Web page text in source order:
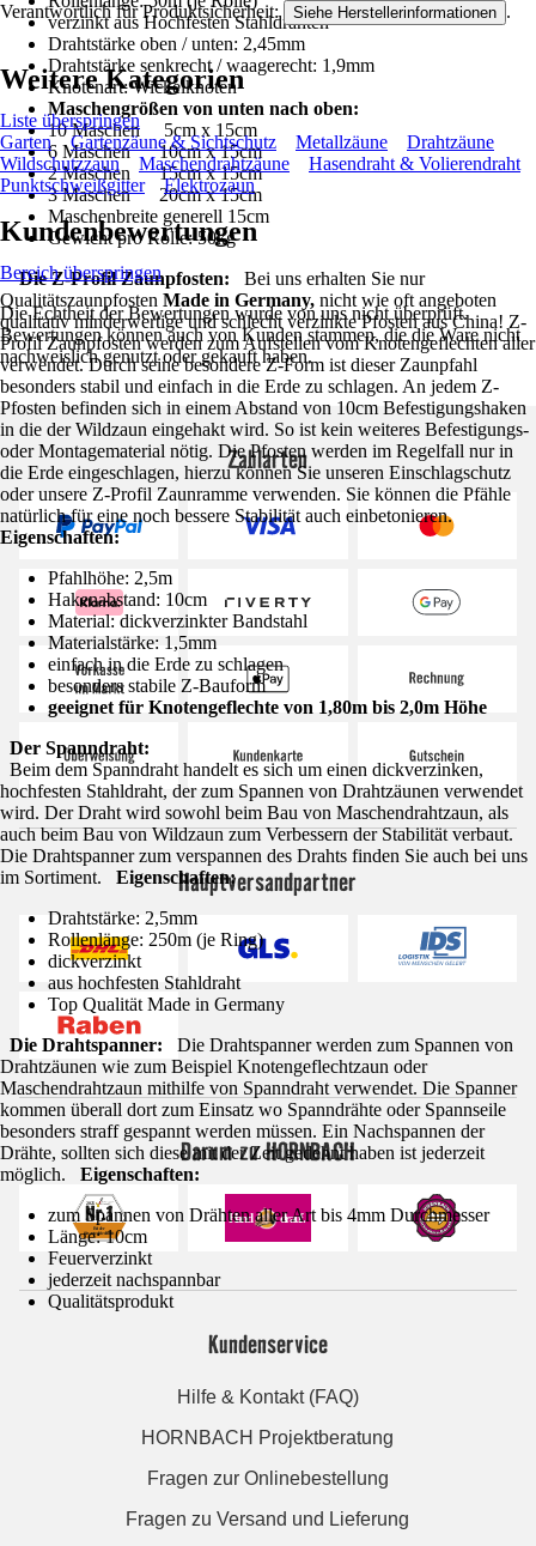
verzinkt aus Hochfesten Stahldrähten
Drahtstärke oben / unten: 2,45mm
Drahtstärke senkrecht / waagerecht: 1,9mm
Knotenart: Wickelknoten
Maschengrößen von unten nach oben:
10 Maschen 5cm x 15cm
6 Maschen 10cm x 15cm
2 Maschen 15cm x 15cm
3 Maschen 20cm x 15cm
Maschenbreite generell 15cm
Gewicht pro Rolle: 50kg
Die Z-Profil Zaunpfosten: Bei uns erhalten Sie nur
Qualitätszaunpfosten Made in Germany, nicht wie oft angeboten
qualitativ minderwertige und schlecht verzinkte Pfosten aus China! Z-
Profil Zaunpfosten werden zum Aufstellen vom Knotengeflechten aller
verwendet. Durch seine besondere Z-Form ist dieser Zaunpfahl
besonders stabil und einfach in die Erde zu schlagen. An jedem Z-
Pfosten befinden sich in einem Abstand von 10cm Befestigungshaken
in die der Wildzaun eingehakt wird. So ist kein weiteres Befestigungs-
oder Montagematerial nötig. Die Pfosten werden im Regelfall nur in
die Erde eingeschlagen, hierzu können Sie unseren Einschlagschutz
oder unsere Z-Profil Zaunramme verwenden. Sie können die Pfähle
natürlich für eine noch bessere Stabilität auch einbetonieren.
Eigenschaften:
Pfahlhöhe: 2,5m
Hakenabstand: 10cm
Material: dickverzinkter Bandstahl
Materialstärke: 1,5mm
einfach in die Erde zu schlagen
besonders stabile Z-Bauform
geeignet für Knotengeflechte von 1,80m bis 2,0m Höhe
Der Spanndraht:
Beim dem Spanndraht handelt es sich um einen dickverzinken,
hochfesten Stahldraht, der zum Spannen von Drahtzäunen verwendet
wird. Der Draht wird sowohl beim Bau von Maschendrahtzaun, als
auch beim Bau von Wildzaun zum Verbessern der Stabilität verbaut.
Die Drahtspanner zum verspannen des Drahts finden Sie auch bei uns
im Sortiment. Eigenschaften:
Drahtstärke: 2,5mm
Rollenlänge: 250m (je Ring)
dickverzinkt
aus hochfesten Stahldraht
Top Qualität Made in Germany
Die Drahtspanner: Die Drahtspanner werden zum Spannen von
Drahtzäunen wie zum Beispiel Knotengeflechtzaun oder
Maschendrahtzaun mithilfe von Spanndraht verwendet. Die Spanner
kommen überall dort zum Einsatz wo Spanndrähte oder Spannseile
besonders straff gespannt werden müssen. Ein Nachspannen der
Drähte, sollten sich diese mit der Zeit gedehnt haben ist jederzeit
möglich. Eigenschaften:
zum Spannen von Drähten aller Art bis 4mm Durchmesser
Länge: 10cm
Feuerverzinkt
jederzeit nachspannbar
Qualitätsprodukt
Verantwortlich für Produktsicherheit: Siehe Herstellerinformationen .
Weitere Kategorien
Liste überspringen
Garten
Gartenzäune & Sichtschutz Metallzäune
Drahtzäune
Wildschutzzaun
Maschendrahtzäune
Hasendraht & Volierendraht
Punktschweißgitter
Elektrozaun
Kundenbewertungen
Bereich überspringen
Die Echtheit der Bewertungen wurde von uns nicht überprüft.
Bewertungen können auch von Kunden stammen, die die Ware nicht
nachweislich genutzt oder gekauft haben.
Zahlarten
Hauptversandpartner
Darum zu HORNBACH
Kundenservice
Hilfe & Kontakt (FAQ)
HORNBACH Projektberatung
Fragen zur Onlinebestellung
Fragen zu Versand und Lieferung